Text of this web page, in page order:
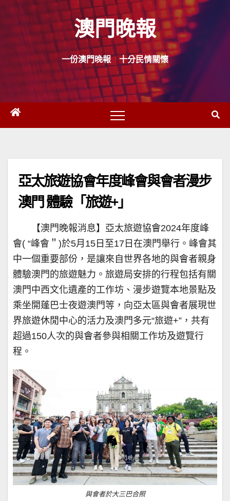
Skip
content
澳門晚報
一份澳門晚報 十分民情關懷
亞太旅遊協會年度峰會與會者漫步
澳門 體驗「旅遊+」
【澳門晚報消息】亞太旅遊協會2024年度峰
會( “峰會＂)於5月15日至17日在澳門舉行。峰會其
中一個重要部份，是讓來自世界各地的與會者親身
體驗澳門的旅遊魅力。旅遊局安排的行程包括有關
澳門中西文化遺產的工作坊、漫步遊覽本地景點及
乘坐開蓬巴士夜遊澳門等，向亞太區與會者展現世
界旅遊休閒中心的活力及澳門多元“旅遊+”，共有
超過150人次的與會者參與相關工作坊及遊覽行
程。
與會者於大三巴合照